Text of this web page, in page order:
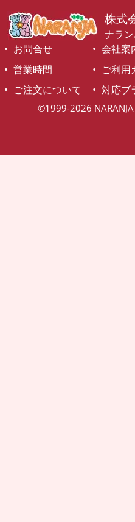
株式
ナラ
お問合せ
会社案
営業時間
ご利用
ご注文について
対応ブ
©1999-2026